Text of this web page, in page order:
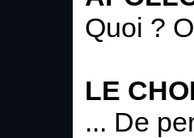
Quoi ?
LE
... De